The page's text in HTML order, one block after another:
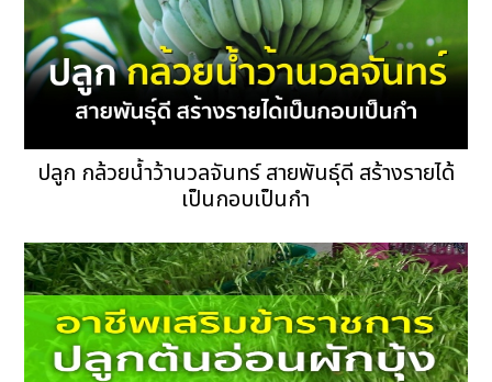
ปลูก กล้วยน้ำว้านวลจันทร์ สายพันธุ์ดี สร้างรายได้
เป็นกอบเป็นกำ